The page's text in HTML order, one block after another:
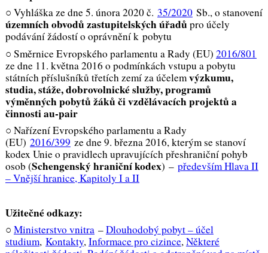
○ Vyhláška ze dne 5. února 2020 č. 35/2020Sb., o stanovení
územních obvodů zastupitelských úřadůpro účely
podávání žádostí o oprávnění k pobytu
○ Směrnice Evropského parlamentu a Rady (EU) 2016/801
ze dne 11. května 2016 o podmínkách vstupu a pobytu
státních příslušníků třetích zemí za účelemvýzkumu,
studia, stáže, dobrovolnické služby, programů
výměnných pobytů žáků či vzdělávacích projektů a
činnosti au-pair
○ Nařízení Evropského parlamentu a Rady
(EU) 2016/399 ze dne 9. března 2016, kterým se stanoví
kodex Unie o pravidlech upravujících přeshraniční pohyb
osob (Schengenský hraniční kodex) – především Hlava II
– Vnější hranice, Kapitoly I a II
Užitečné odkazy:
○ Ministerstvo vnitra–Dlouhodobý pobyt – účel
studium, Kontakty,Informace pro cizince,Některé